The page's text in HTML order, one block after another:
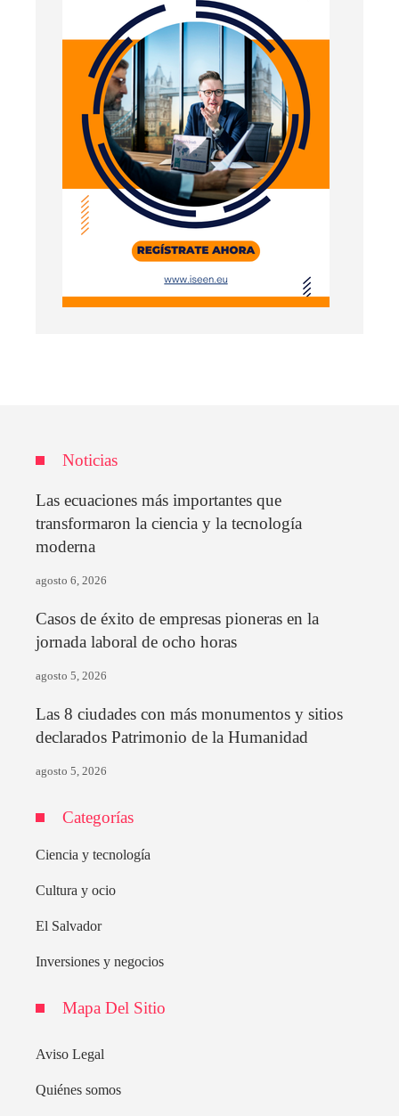
Noticias
Las ecuaciones más importantes que
transformaron la ciencia y la tecnología
moderna
agosto 6, 2026
Casos de éxito de empresas pioneras en la
jornada laboral de ocho horas
agosto 5, 2026
Las 8 ciudades con más monumentos y sitios
declarados Patrimonio de la Humanidad
agosto 5, 2026
Categorías
Ciencia y tecnología
Cultura y ocio
El Salvador
Inversiones y negocios
Mapa Del Sitio
Aviso Legal
Quiénes somos